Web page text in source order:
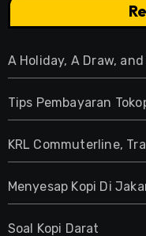
A Holiday, A Draw,
Tips Pembayaran
KRL Commuterline,
Menyesap Kopi Di
Soal Kopi Darat